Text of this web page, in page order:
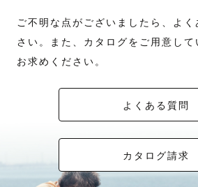
ご不明な点がございましたら、よ
さい。また、カタログをご用意して
お求めください。
よくある質問
カタログ請求